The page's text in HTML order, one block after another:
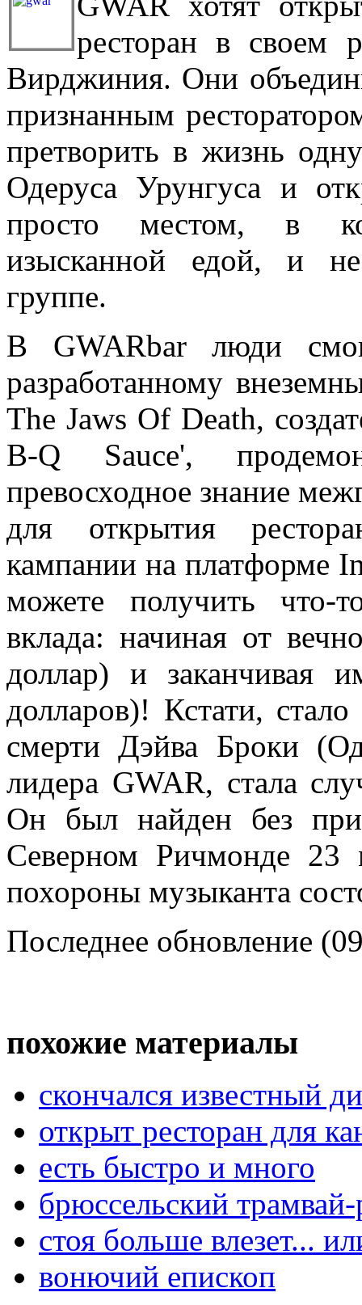
ресторан в своем
Вирджиния. Они
признанным
претворить в жизнь
Одеруса Урунгуса и
просто местом, в
изысканной едой, и
группе.
В GWARbar люди
разработанному
The Jaws Of Death,
B-Q Sauce',
превосходное знание
для открытия
кампании на платформе
можете получить что-
вклада: начиная от
доллар) и заканчивая
долларов)! Кстати,
смерти Дэйва Броки
лидера GWAR, стала
Он был найден без
Северном Ричмонде
похороны музыканта
Последнее обновление
похожие материалы
скончался известный
открыт ресторан для
есть быстро и много
брюссельский трамвай-
стоя больше влезет...
вонючий епископ